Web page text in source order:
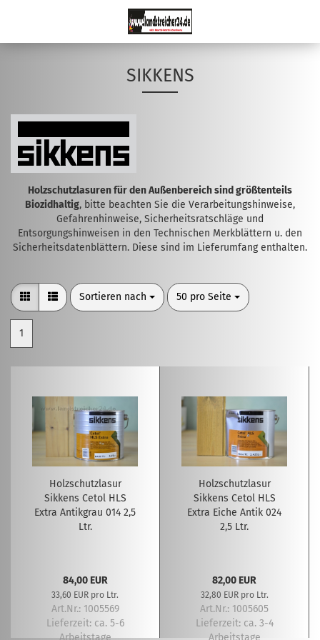
SIKKENS
Holzschutzlasuren für den Außenbereich sind größtenteils
Biozidhaltig, bitte beachten Sie die Verarbeitungshinweise,
Gefahrenhinweise, Sicherheitsratschläge und
Entsorgungshinweisen in den Technischen Merkblättern u. den
Sicherheitsdatenblättern. Diese sind im Lieferumfang enthalten.
Sortieren nach
Sortieren nach 50 pro Seite
pro Seite
1
Holzschutzlasur
Sikkens Cetol HLS
Extra Antikgrau 014 2,5
Ltr.
84,00 EUR
33,60 EUR pro Ltr.
Art.Nr.: 1005569
Lieferzeit: ca. 5-6
Arbeitstage
Holzschutzlasur
Sikkens Cetol HLS
Extra Eiche Antik 024
2,5 Ltr.
82,00 EUR
32,80 EUR pro Ltr.
Art.Nr.: 1005605
Lieferzeit: ca. 3-4
Arbeitstage